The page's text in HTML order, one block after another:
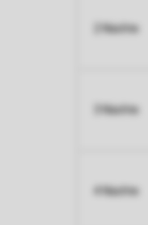
2 Nächte
3 Nächte
4 Nächte